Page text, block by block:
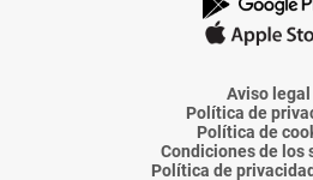
La
Voz
Almería
La
Voz
Almería
La
Voz
Aviso legal
Política de
Política de
Condiciones de los
Política de